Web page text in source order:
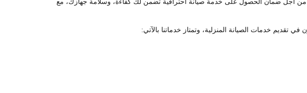
من أجل ضمان الحصول على خدمة صيانة احترافية تضمن لك كفاءة، وسلامة جهازك، مع